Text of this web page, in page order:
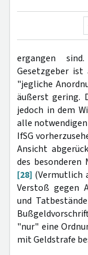
ergangen
Gesetzgeber
"jegliche
äußerst gering.
jedoch in dem
alle notwendigen
IfSG
Ansicht
des besonderen
[28] (Vermutlich
Verstoß gegen
und
"nur" eine
mit Geldstrafe